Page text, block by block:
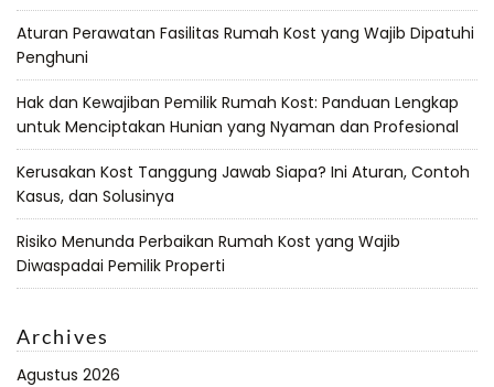
Aturan Perawatan Fasilitas Rumah Kost yang Wajib Dipatuhi
Penghuni
Hak dan Kewajiban Pemilik Rumah Kost: Panduan Lengkap
untuk Menciptakan Hunian yang Nyaman dan Profesional
Kerusakan Kost Tanggung Jawab Siapa? Ini Aturan, Contoh
Kasus, dan Solusinya
Risiko Menunda Perbaikan Rumah Kost yang Wajib
Diwaspadai Pemilik Properti
Archives
Agustus 2026